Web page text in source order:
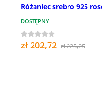
Różaniec srebro 925
DOSTĘPNY
zł 202,72 zł 225,25